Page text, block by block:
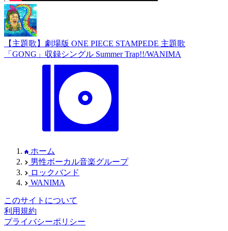
【主題歌】劇場版 ONE PIECE STAMPEDE 主題歌
「GONG」収録シングル Summer Trap!!/WANIMA
ホーム
男性ボーカル音楽グループ
ロックバンド
WANIMA
このサイトについて
利用規約
プライバシーポリシー